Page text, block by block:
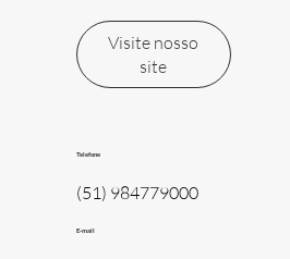
Visite nosso
site
Telefone
(51) 984779000
E-mail